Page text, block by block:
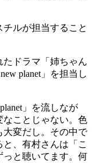
ルが担当すること
たドラマ「姉ちゃん
planet」を担当し
」を流しなが
なことじゃない。色
大変だし。その中で
、有村さんは「こ
っと聴いてます。何